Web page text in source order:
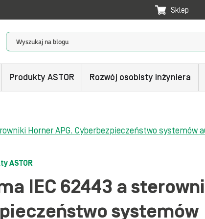
Sklep
Produkty ASTOR Rozwój osobisty inżyniera
Horner APG. Cyberbezpieczeństwo systemów
ASTOR
IEC 62443 a
systemów